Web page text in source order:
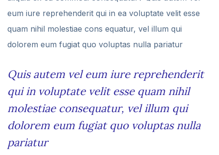
eum iure reprehenderit qui in ea voluptate velit esse
quam nihil molestiae cons equatur, vel illum qui
dolorem eum fugiat quo voluptas nulla pariatur
Quis autem vel eum iure reprehenderit
qui in voluptate velit esse quam nihil
molestiae consequatur, vel illum qui
dolorem eum fugiat quo voluptas nulla
pariatur